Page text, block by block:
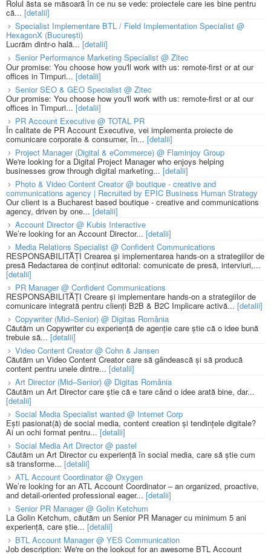
Rolul ăsta se măsoară în ce nu se vede: proiectele care ies bine pentru
că... [detalii]
Specialist Implementare BTL / Field Implementation Specialist @
HexagonX (București)
Lucrăm dintr-o hală... [detalii]
Senior Performance Marketing Specialist @ Zitec
Our promise: You choose how you'll work with us: remote-first or at our
offices in Timpuri... [detalii]
Senior SEO & GEO Specialist @ Zitec
Our promise: You choose how you'll work with us: remote-first or at our
offices in Timpuri... [detalii]
PR Account Executive @ TOTAL PR
În calitate de PR Account Executive, vei implementa proiecte de
comunicare corporate & consumer, în... [detalii]
Project Manager (Digital & eCommerce) @ Flaminjoy Group
We're looking for a Digital Project Manager who enjoys helping
businesses grow through digital marketing... [detalii]
Photo & Video Content Creator @ boutique - creative and
communications agency | Recruited by EPIC Business Human Strategy
Our client is a Bucharest based boutique - creative and communications
agency, driven by one... [detalii]
Account Director @ Kubis Interactive
We’re looking for an Account Director... [detalii]
Media Relations Specialist @ Confident Communications
RESPONSABILITĂȚI Crearea și implementarea hands-on a strategiilor de
presă Redactarea de conținut editorial: comunicate de presă, interviuri,...
[detalii]
PR Manager @ Confident Communications
RESPONSABILITĂȚI Creare și implementare hands-on a strategiilor de
comunicare integrată pentru clienți B2B & B2C Implicare activă... [detalii]
Copywriter (Mid–Senior) @ Digitas România
Căutăm un Copywriter cu experiență de agenție care știe că o idee bună
trebuie să... [detalii]
Video Content Creator @ Cohn & Jansen
Căutăm un Video Content Creator care să gândească și să producă
content pentru unele dintre... [detalii]
Art Director (Mid–Senior) @ Digitas România
Căutăm un Art Director care știe că e tare când o idee arată bine, dar...
[detalii]
Social Media Specialist wanted @ Internet Corp
Ești pasionat(ă) de social media, content creation și tendințele digitale?
Ai un ochi format pentru... [detalii]
Social Media Art Director @ pastel
Căutăm un Art Director cu experiență în social media, care să știe cum
să transforme... [detalii]
ATL Account Coordinator @ Oxygen
We’re looking for an ATL Account Coordinator – an organized, proactive,
and detail-oriented professional eager... [detalii]
Senior PR Manager @ Golin Ketchum
La Golin Ketchum, căutăm un Senior PR Manager cu minimum 5 ani
experiență, care știe... [detalii]
BTL Account Manager @ YES Communication
Job description: We're on the lookout for an awesome BTL Account